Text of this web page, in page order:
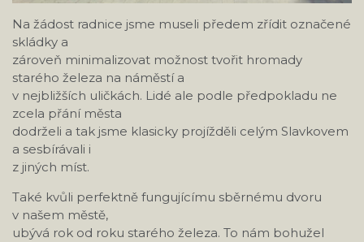
Na žádost radnice jsme museli předem zřídit označené
skládky a
zároveň minimalizovat možnost tvořit hromady
starého železa na náměstí a
v nejbližších uličkách. Lidé ale podle předpokladu ne
zcela přání města
dodrželi a tak jsme klasicky projížděli celým Slavkovem
a sesbírávali i
z jiných míst.
Také kvůli perfektně fungujícímu sběrnému dvoru
v našem městě,
ubývá rok od roku starého železa. To nám bohužel